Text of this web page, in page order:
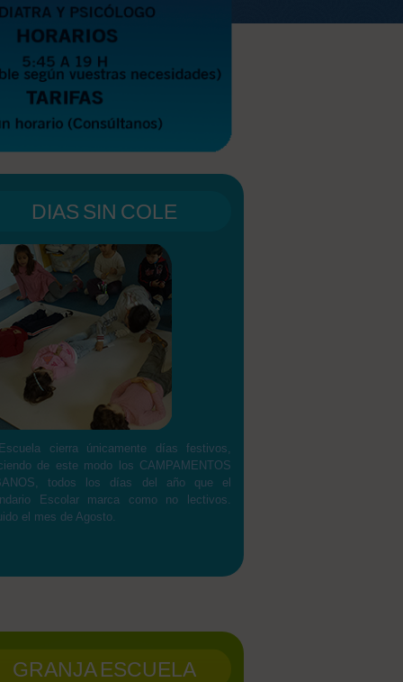
DIAS SIN COLE
cierra únicamente días festivos,
de este modo los CAMPAMENTOS
todos los días del año que el
Escolar marca como no lectivos.
el mes de Agosto.
GRANJA ESCUELA